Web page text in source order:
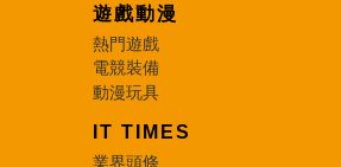
遊戲動漫
熱門遊戲
電競裝備
動漫玩具
IT TIMES
業界頭條